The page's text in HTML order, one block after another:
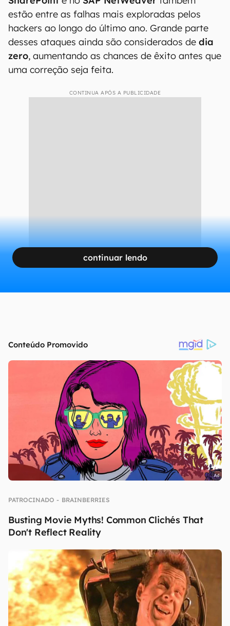
estão entre as falhas mais exploradas pelos
hackers ao longo do último ano. Grande parte
desses ataques ainda são considerados de dia
zero, aumentando as chances de êxito antes que
uma correção seja feita.
CONTINUA APÓS A PUBLICIDADE
continuar lendo